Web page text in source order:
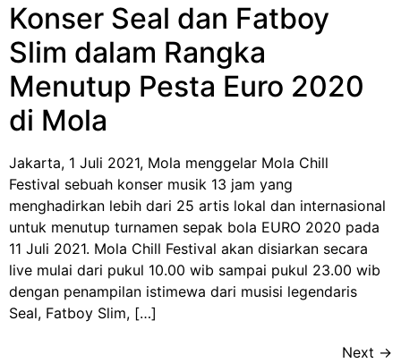
Konser Seal dan Fatboy
Slim dalam Rangka
Menutup Pesta Euro 2020
di Mola
Jakarta, 1 Juli 2021, Mola menggelar Mola Chill
Festival sebuah konser musik 13 jam yang
menghadirkan lebih dari 25 artis lokal dan internasional
untuk menutup turnamen sepak bola EURO 2020 pada
11 Juli 2021. Mola Chill Festival akan disiarkan secara
live mulai dari pukul 10.00 wib sampai pukul 23.00 wib
dengan penampilan istimewa dari musisi legendaris
Seal, Fatboy Slim, […]
Next →